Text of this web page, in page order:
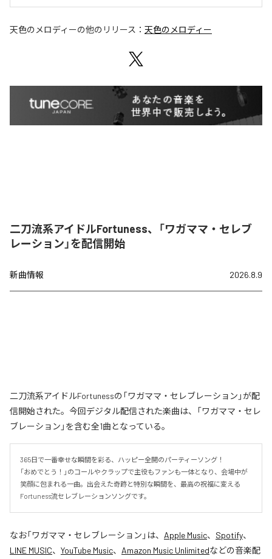
天色のメロディーの他のリリース： 天色のメロディー
二刀流系アイドルFortuness、「ワガママ・セレブ
レーション」を配信開始
新曲情報 2026.8.9
二刀流系アイドルFortunessの「ワガママ・セレブレーション」が配
信開始された。今回デジタル配信された楽曲は、「ワガママ・セレ
ブレーション」を含む全1曲となっている。
365日で一番幸せな瞬間を彩る、ハッピー全開のパーティーソング！
「おめでとう！」のコールやクラップで主役もファンも一体となり、会場中が
笑顔に包まれる一曲。出会えた奇跡と特別な瞬間を、最高の祝福に変える
Fortuness流セレブレーションソングです。
なお「ワガママ・セレブレーション 」は、 Apple Music、 Spotify、
LINE MUSIC、 YouTube Music、 Amazon Music Unlimitedなどの音楽配